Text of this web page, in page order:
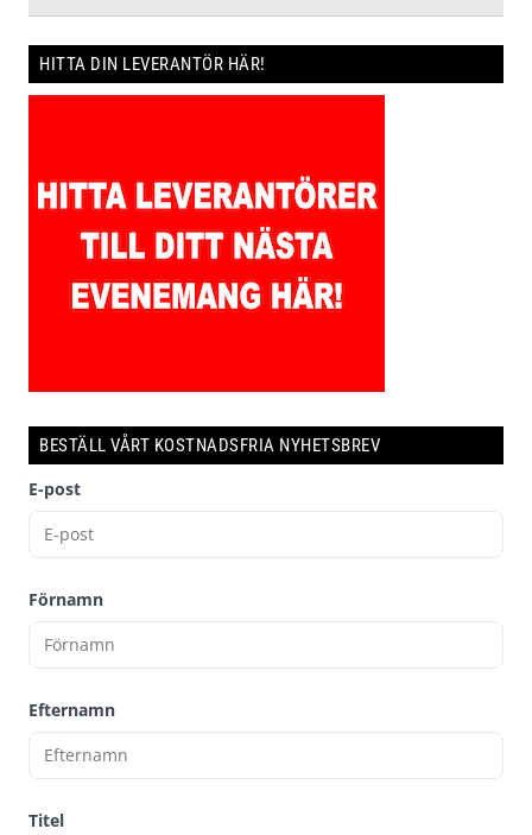
HITTA DIN LEVERANTÖR HÄR!
BESTÄLL VÅRT KOSTNADSFRIA NYHETSBREV
E-post
Förnamn
Efternamn
Titel